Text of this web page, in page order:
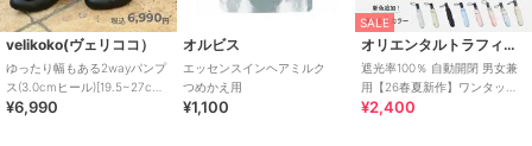
velikoko(ヴェリココ）
ゆったり幅もある2wayパンプ
ス(3.0cmヒール)[19.5~27cm]
ラクチンきれいシューズ
¥6,990
オルビス
エッセンスインヘアミルク
つめかえ用
¥1,100
SALE
オリエンタルトラフィック
遮光率100％ 自動開閉 男女兼
用【26春夏新作】ワンタッチ
晴雨兼用 折りたたみ傘 /G-
¥2,400